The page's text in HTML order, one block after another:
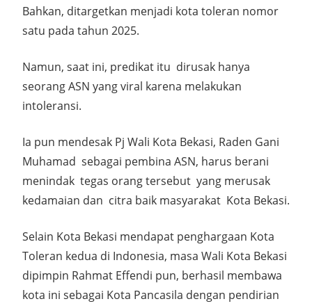
Bahkan, ditargetkan menjadi kota toleran nomor
satu pada tahun 2025.
Namun, saat ini, predikat itu dirusak hanya
seorang ASN yang viral karena melakukan
intoleransi.
Ia pun mendesak Pj Wali Kota Bekasi, Raden Gani
Muhamad sebagai pembina ASN, harus berani
menindak tegas orang tersebut yang merusak
kedamaian dan citra baik masyarakat Kota Bekasi.
Selain Kota Bekasi mendapat penghargaan Kota
Toleran kedua di Indonesia, masa Wali Kota Bekasi
dipimpin Rahmat Effendi pun, berhasil membawa
kota ini sebagai Kota Pancasila dengan pendirian